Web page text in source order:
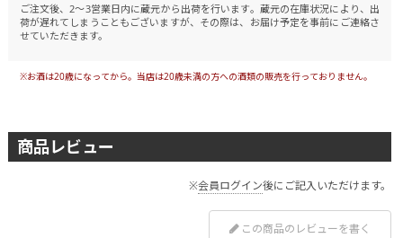
ご注文後、2～3営業日内に蔵元から出荷を行います。 蔵元の在庫状況により、出
荷が遅れてしまうこともございますが、その際は、お届け予定を事前にご連絡さ
せていただきます。
※お酒は20歳になってから。当店は20歳未満の方への酒類の販売を行っておりません。
商品レビュー
※会員ログイン後にご記入いただけます。
この商品のレビューを書く